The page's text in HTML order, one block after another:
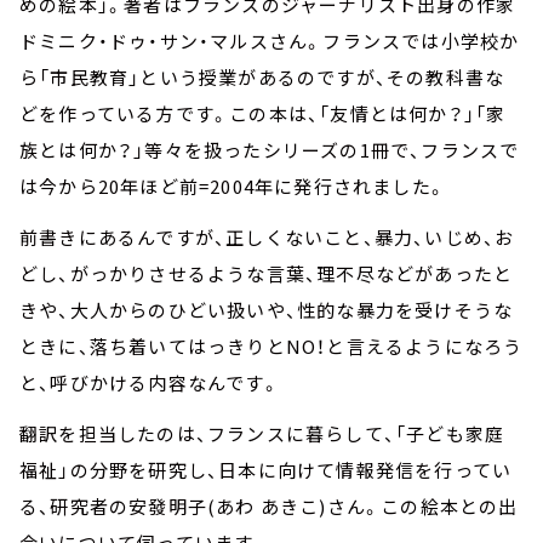
ドミニク・ドゥ・サン・マルスさん。フランスでは小学校か
ら「市民教育」という授業があるのですが、その教科書な
どを作っている方です。この本は、「友情とは何か？」「家
族とは何か？」等々を扱ったシリーズの1冊で、フランスで
は今から20年ほど前=2004年に発行されました。
前書きにあるんですが、正しくないこと、暴力、いじめ、お
どし、がっかりさせるような言葉、理不尽などがあったと
きや、大人からのひどい扱いや、性的な暴力を受けそうな
ときに、落ち着いてはっきりとNO！と言えるようになろう
と、呼びかける内容なんです。
翻訳を担当したのは、フランスに暮らして、「子ども家庭
福祉」の分野を研究し、日本に向けて情報発信を行ってい
る、研究者の安發明子(あわ あきこ)さん。この絵本との出